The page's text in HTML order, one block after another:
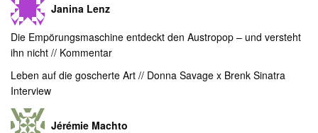
Janina Lenz
Die Empörungsmaschine entdeckt den Austropop – und versteht
ihn nicht // Kommentar
Leben auf die goscherte Art // Donna Savage x Brenk Sinatra
Interview
Jérémie Machto